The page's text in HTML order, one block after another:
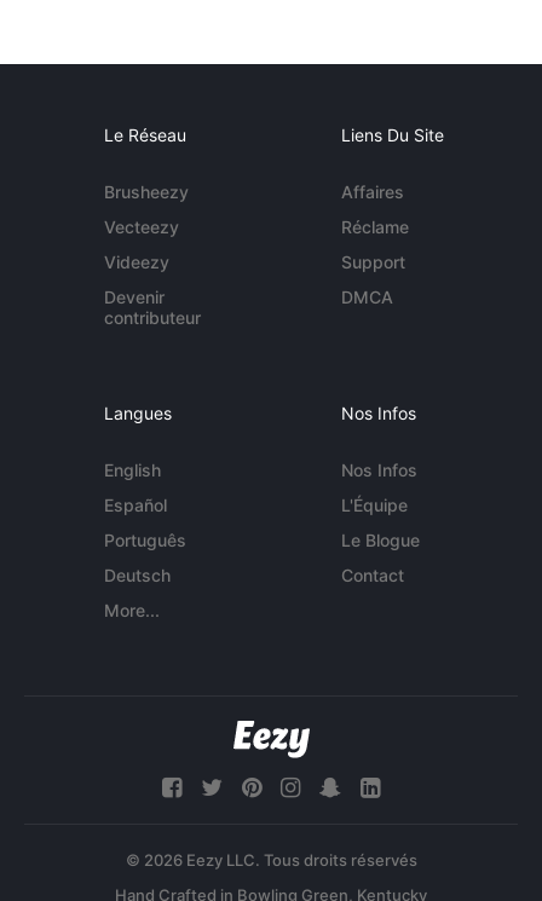
Le Réseau
Brusheezy
Vecteezy
Videezy
Devenir
contributeur
Liens Du Site
Affaires
Réclame
Support
DMCA
Langues
English
Español
Português
Deutsch
More...
Nos Infos
Nos Infos
L'Équipe
Le Blogue
Contact
© 2026 Eezy LLC. Tous droits réservés